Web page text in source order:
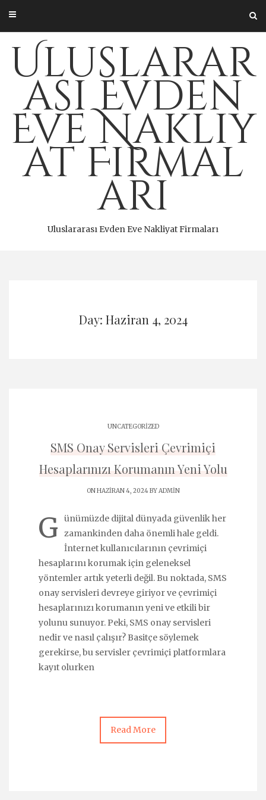
content
Uluslarar
ası Evden
Eve Nakliy
at Firmal
arı
Uluslararası Evden Eve Nakliyat Firmaları
Day: Haziran 4, 2024
UNCATEGORIZED
SMS Onay Servisleri Çevrimiçi
Hesaplarınızı Korumanın Yeni Yolu
ON HAZIRAN 4, 2024 BYADMIN
G
ünümüzde dijital dünyada güvenlik her
zamankinden daha önemli hale geldi.
İnternet kullanıcılarının çevrimiçi
hesaplarını korumak için geleneksel
yöntemler artık yeterli değil. Bu noktada, SMS
onay servisleri devreye giriyor ve çevrimiçi
hesaplarınızı korumanın yeni ve etkili bir
yolunu sunuyor. Peki, SMS onay servisleri
nedir ve nasıl çalışır? Basitçe söylemek
gerekirse, bu servisler çevrimiçi platformlara
kayıt olurken
Read More